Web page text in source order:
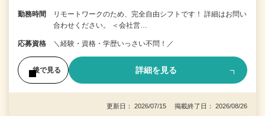
勤務時間
リモートワークのため、完全自由シフトです！ 詳細はお問い
合わせください。 ＜会社営…
応募資格 ＼経験・資格・学歴いっさい不問！／
後で見る 詳細を見る
更新日： 2026/07/15 掲載終了日： 2026/08/26